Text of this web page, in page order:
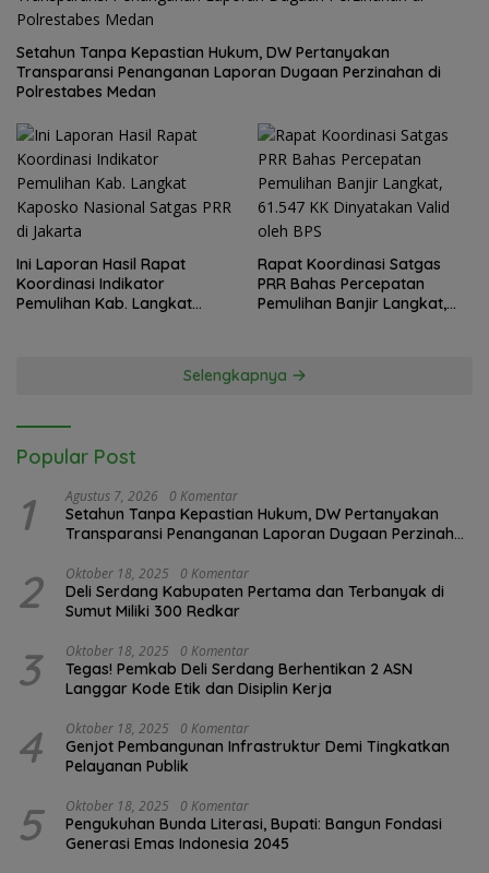
Setahun Tanpa Kepastian Hukum, DW Pertanyakan
Transparansi Penanganan Laporan Dugaan Perzinahan di
Polrestabes Medan
Ini Laporan Hasil Rapat
Koordinasi Indikator
Pemulihan Kab. Langkat
Rapat Koordinasi Satgas
PRR Bahas Percepatan
Pemulihan Banjir Langkat,
Selengkapnya
Popular Post
1 Agustus 7, 2026 0 Komentar
Setahun Tanpa Kepastian Hukum, DW Pertanyakan
Transparansi Penanganan Laporan Dugaan Perzinahan
2 Oktober 18, 2025 0 Komentar
Deli Serdang Kabupaten Pertama dan Terbanyak di
Sumut Miliki 300 Redkar
3 Oktober 18, 2025 0 Komentar
Tegas! Pemkab Deli Serdang Berhentikan 2 ASN
Langgar Kode Etik dan Disiplin Kerja
4 Oktober 18, 2025 0 Komentar
Genjot Pembangunan Infrastruktur Demi Tingkatkan
Pelayanan Publik
5 Oktober 18, 2025 0 Komentar
Pengukuhan Bunda Literasi, Bupati: Bangun Fondasi
Generasi Emas Indonesia 2045